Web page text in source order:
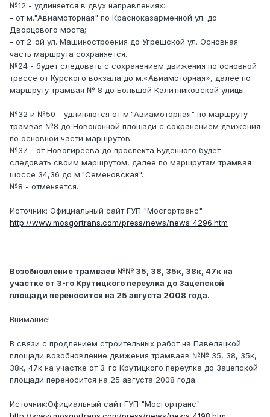
№12 - удлиняется в двух направлениях:
- от м."Авиамоторная" по Красноказарменной ул. до
Дворцового моста;
- от 2-ой ул. Машиностроения до Угрешской ул. Основная
часть маршрута сохраняется.
№24 - будет следовать с сохранением движения по основной
трассе от Курского вокзала до м.«Авиамоторная», далее по
маршруту трамвая № 8 до Большой Калитниковской улицы.
№32 и №50 - удлиняются от м."Авиамоторная" по маршруту
трамвая №8 до Новоконной площади с сохранением движения
по основной части маршрутов.
№37 - от Новогиреева до проспекта Буденного будет
следовать своим маршрутом, далее по маршрутам трамвая
шоссе 34,36 до м."Семеновская".
№8 - отменяется.
Источник: Официальный сайт ГУП "Мосгортранс"
http://www.mosgortrans.com/press/news/news_4296.htm
Возобновление трамваев №№ 35, 38, 35к, 38к, 47к на
участке от 3-го Крутицкого переулка до Зацепской
площади переносится на 25 августа 2008 года.
Внимание!
В связи с продлением строительных работ на Павелецкой
площади возобновление движения трамваев №№ 35, 38, 35к,
38к, 47к на участке от 3-го Крутицкого переулка до Зацепской
площади переносится на 25 августа 2008 года.
Источник:Официальный сайт ГУП "Мосгортранс"